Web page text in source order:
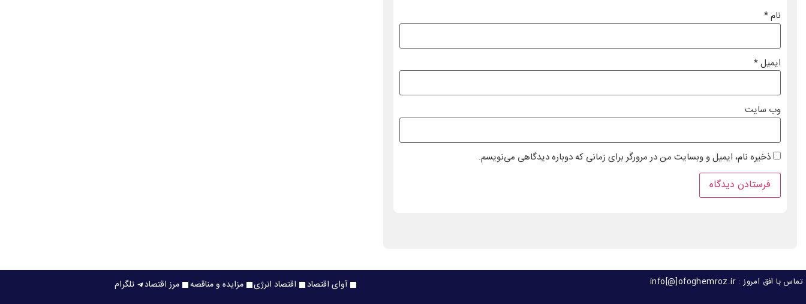
نام*
ایمیل*
وب‌ سایت
ذخیره نام، ایمیل و وبسایت من در مرورگر برای زمانی که دوباره دیدگاهی می‌نویسم.
تماس با افق امروز : info[@]ofoghemroz.ir آوای اقتصاد اقتصاد انرژی مزایده و مناقصه مرز اقتصاد تلگرام